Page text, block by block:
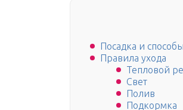
Посадка и
Правила ухода
Тепловой
Свет
Полив
Подкормка